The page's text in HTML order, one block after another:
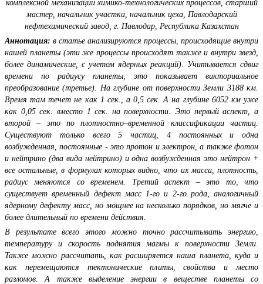
комплексной механизации химико-технологических процессов, старший
мастер, начальник участка, начальник цеха, Павлодарский
нефтехимический завод, г. Павлодар, Республика Казахстан
Аннотация: в статье анализируются процессы, происходящие внутри
нашей планеты (эти же процессы происходят также и внутри звезд,
более динамические, с учетом ядерных реакций). Учитывается сдвиг
времени по радиусу планеты, это показывает викториальное
преобразование (третье). На глубине от поверхности Земли 3188 км.
Время там течет не как 1 сек., а 0,5 сек. А на глубине 6052 км уже
как 0,05 сек. вместо 1 сек. на поверхности. Это первый аспект, а
второй – это по плотностно–временной классификации частиц.
Существуют только всего 5 частиц, 4 постоянных и одна
возбужденная, постоянные - это протон и электрон, а также фотон
и нейтрино (два вида нейтрино) и одна возбужденная это нейтрон +
все остальные, в формулах которых видно, что их масса, плотность,
радиус меняются со временем. Третий аспект – это то, что
существует временный дефект масс 1-го и 2-го рода, аналогичный
ядерному дефекту масс, но мощнее на несколько порядков, но мягче и
более длительный по времени действия.
В результате всего этого можно точно рассчитывать энергию,
температуру и скорость поднятия магмы к поверхности Земли.
Также можно рассчитать, как расширяется наша планета, куда и
как перемещаются тектонические плиты, свойства и место
разломов. А также выделение энергии в веществе планеты со